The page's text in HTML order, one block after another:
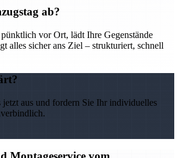
ab?
vor Ort, lädt Ihre Gegenstände
alles sicher ans Ziel – strukturiert, schnell
jetzt aus und fordern Sie Ihr individuelles